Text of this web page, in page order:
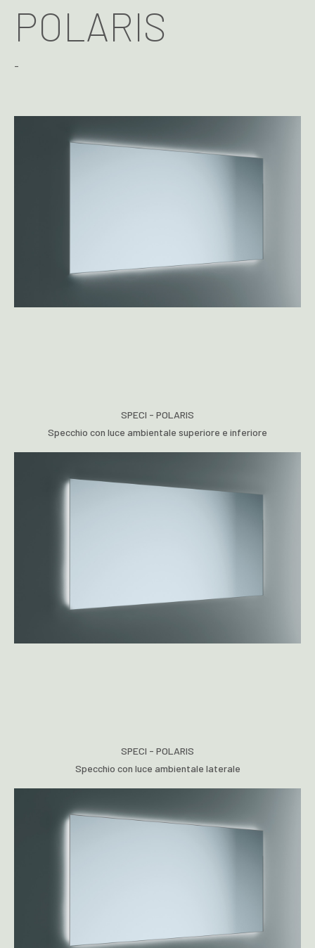
POLARIS
-
SPECI - POLARIS
Specchio con luce ambientale superiore e inferiore
SPECI - POLARIS
Specchio con luce ambientale laterale